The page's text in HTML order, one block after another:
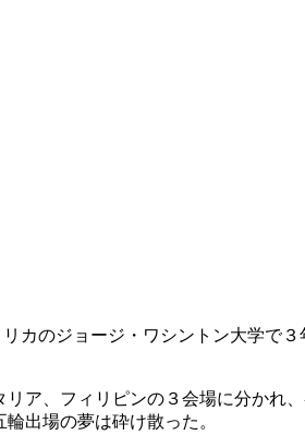
リカのジョージ・ワシントン大学で
ア、フィリピンの３会場に分かれ
出場の夢は砕け散った。